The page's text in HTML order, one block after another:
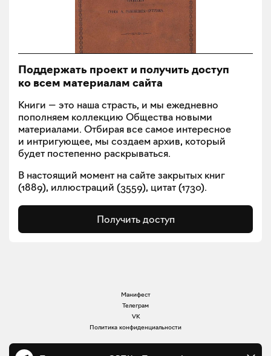
Поддержать проект и получить доступ
ко всем материалам сайта
Книги — это наша страсть, и мы ежедневно
пополняем коллекцию Общества новыми
материалами. Отбирая все самое интересное
и интригующее, мы создаем архив, который
будет постепенно раскрываться.
В настоящий момент на сайте закрытых книг
(1889), иллюстраций (3559), цитат (1730).
Получить доступ
Манифест
Телеграм
VK
Политика конфиденциальности